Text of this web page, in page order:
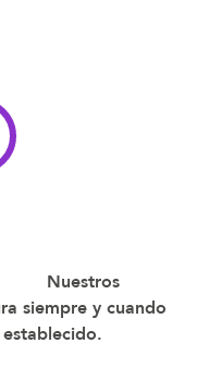
siempre y cuando